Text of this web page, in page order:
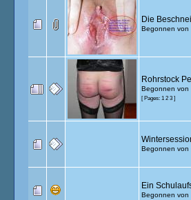
Die
Begonnen von
Rohrstock
Begonnen von
[ Pages: 1 2 3]
Begonnen von
Ein
Begonnen von